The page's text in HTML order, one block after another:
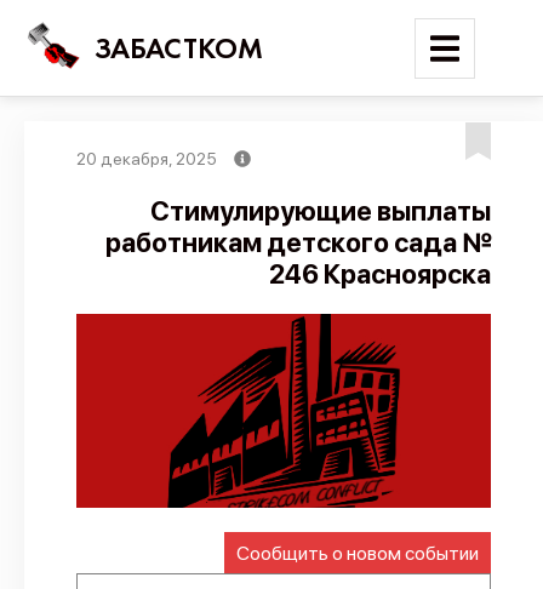
ЗАБАСТКОМ
Поиск
Новости
Карта событий
Трудовые конфликты
Отчеты
Предложить публикацию
Справочник
API
О проекте
20 декабря, 2025
Стимулирующие выплаты
работникам детского сада №
246 Красноярска
Сообщить о новом событии